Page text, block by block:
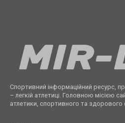
Спортивний інформаційний ресурс,
– легкій атлетиці. Головною місією
атлетики, спортивного та здорового